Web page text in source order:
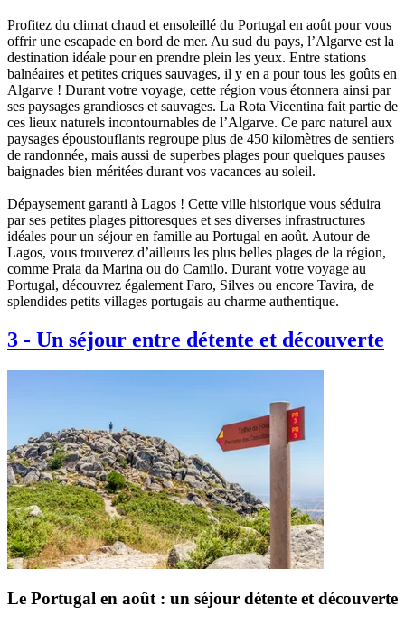
Profitez du climat chaud et ensoleillé du Portugal en août pour vous
offrir une escapade en bord de mer. Au sud du pays, l’Algarve est la
destination idéale pour en prendre plein les yeux. Entre stations
balnéaires et petites criques sauvages, il y en a pour tous les goûts en
Algarve ! Durant votre voyage, cette région vous étonnera ainsi par
ses paysages grandioses et sauvages. La Rota Vicentina fait partie de
ces lieux naturels incontournables de l’Algarve. Ce parc naturel aux
paysages époustouflants regroupe plus de 450 kilomètres de sentiers
de randonnée, mais aussi de superbes plages pour quelques pauses
baignades bien méritées durant vos vacances au soleil.
Dépaysement garanti à Lagos ! Cette ville historique vous séduira
par ses petites plages pittoresques et ses diverses infrastructures
idéales pour un séjour en famille au Portugal en août. Autour de
Lagos, vous trouverez d’ailleurs les plus belles plages de la région,
comme Praia da Marina ou do Camilo. Durant votre voyage au
Portugal, découvrez également Faro, Silves ou encore Tavira, de
splendides petits villages portugais au charme authentique.
3 - Un séjour entre détente et découverte
Le Portugal en août : un séjour détente et découverte